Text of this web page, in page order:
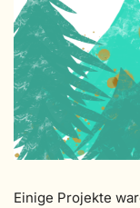
Einige Projekte